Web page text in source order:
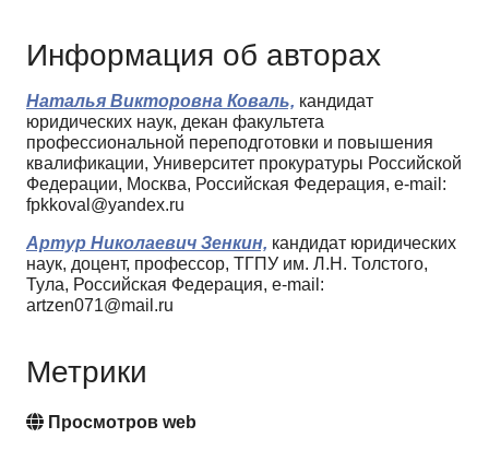
Информация об авторах
Наталья Викторовна Коваль, кандидат
юридических наук, декан факультета
профессиональной переподготовки и повышения
квалификации, Университет прокуратуры Российской
Федерации, Москва, Российская Федерация, e-mail:
fpkkoval@yandex.ru
Артур Николаевич Зенкин, кандидат юридических
наук, доцент, профессор, ТГПУ им. Л.Н. Толстого,
Тула, Российская Федерация, e-mail:
artzen071@mail.ru
Метрики
Просмотров web